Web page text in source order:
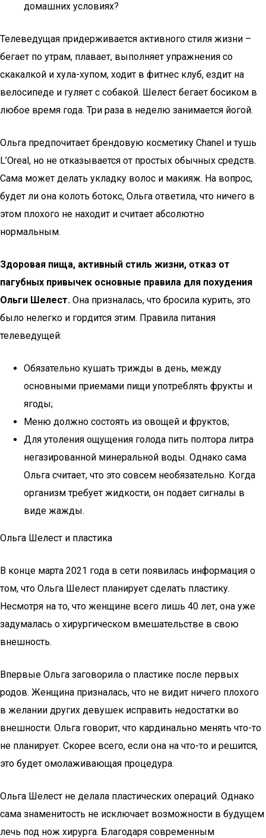
домашних условиях?
Телеведущая придерживается активного стиля жизни –
бегает по утрам, плавает, выполняет упражнения со
скакалкой и хула-хупом, ходит в фитнес клуб, ездит на
велосипеде и гуляет с собакой. Шелест бегает босиком в
любое время года. Три раза в неделю занимается йогой.
Ольга предпочитает брендовую косметику Chanel и тушь
L’Oreal, но не отказывается от простых обычных средств.
Сама может делать укладку волос и макияж. На вопрос,
будет ли она колоть ботокс, Ольга ответила, что ничего в
этом плохого не находит и считает абсолютно
нормальным.
Здоровая пища, активный стиль жизни, отказ от
пагубных привычек основные правила для похудения
Ольги Шелест. Она призналась, что бросила курить, это
было нелегко и гордится этим. Правила питания
телеведущей:
Обязательно кушать трижды в день, между
основными приемами пищи употреблять фрукты и
ягоды;
Меню должно состоять из овощей и фруктов;
Для утоления ощущения голода пить полтора литра
негазированной минеральной воды. Однако сама
Ольга считает, что это совсем необязательно. Когда
организм требует жидкости, он подает сигналы в
виде жажды.
Ольга Шелест и пластика
В конце марта 2021 года в сети появилась информация о
том, что Ольга Шелест планирует сделать пластику.
Несмотря на то, что женщине всего лишь 40 лет, она уже
задумалась о хирургическом вмешательстве в свою
внешность.
Впервые Ольга заговорила о пластике после первых
родов. Женщина призналась, что не видит ничего плохого
в желании других девушек исправить недостатки во
внешности. Ольга говорит, что кардинально менять что-то
не планирует. Скорее всего, если она на что-то и решится,
это будет омолаживающая процедура.
Ольга Шелест не делала пластических операций. Однако
сама знаменитость не исключает возможности в будущем
лечь под нож хирурга. Благодаря современным